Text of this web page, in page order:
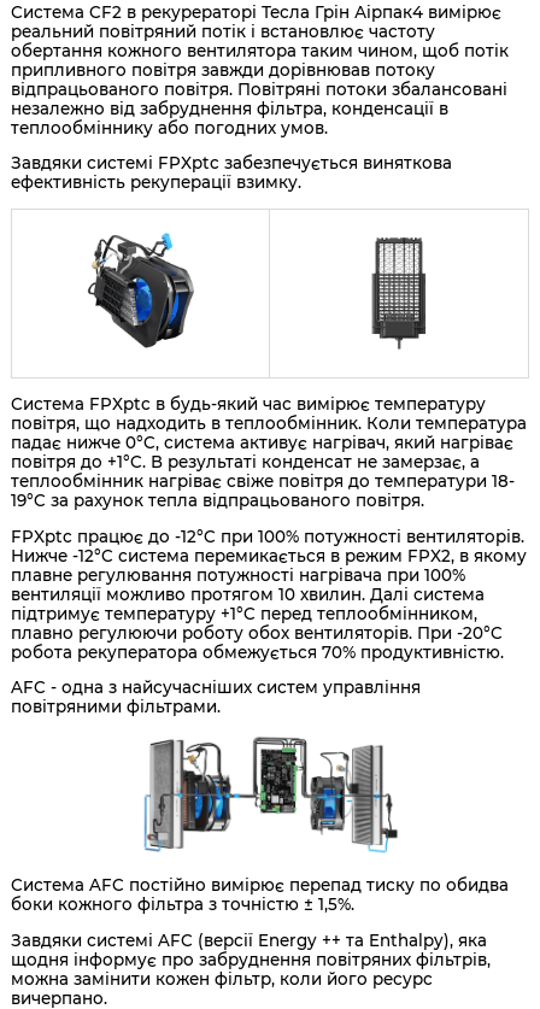
Система CF2 в рекурераторі Тесла Грін Аірпак4 вимірює
реальний повітряний потік і встановлює частоту
обертання кожного вентилятора таким чином, щоб потік
припливного повітря завжди дорівнював потоку
відпрацьованого повітря. Повітряні потоки збалансовані
незалежно від забруднення фільтра, конденсації в
теплообміннику або погодних умов.
Завдяки системі FPXptc забезпечується виняткова
ефективність рекуперації взимку.
Система FPXptc в будь-який час вимірює температуру
повітря, що надходить в теплообмінник. Коли температура
падає нижче 0°C, система активує нагрівач, який нагріває
повітря до +1°C. В результаті конденсат не замерзає, а
теплообмінник нагріває свіже повітря до температури 18-
19°C за рахунок тепла відпрацьованого повітря.
FPXptc працює до -12°C при 100% потужності вентиляторів.
Нижче -12°C система перемикається в режим FPX2, в якому
плавне регулювання потужності нагрівача при 100%
вентиляції можливо протягом 10 хвилин. Далі система
підтримує температуру +1°C перед теплообмінником,
плавно регулюючи роботу обох вентиляторів. При -20°C
робота рекуператора обмежується 70% продуктивністю.
AFC - одна з найсучасніших систем управління
повітряними фільтрами.
Система AFC постійно вимірює перепад тиску по обидва
боки кожного фільтра з точністю ± 1,5%.
Завдяки системі AFC (версії Energy ++ та Enthalpy), яка
щодня інформує про забруднення повітряних фільтрів,
можна замінити кожен фільтр, коли його ресурс
вичерпано.